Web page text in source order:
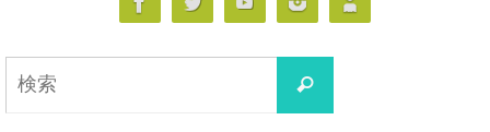
検
索